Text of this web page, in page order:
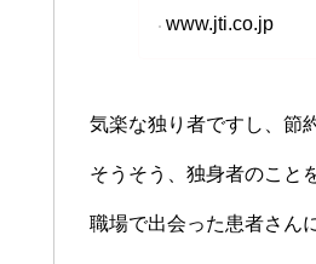
www.jti.co.jp
気楽な独り者ですし、節
そうそう、独身者のこと
職場で出会った患者さん